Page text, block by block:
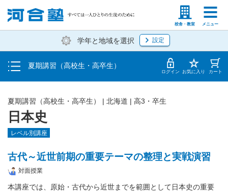
校舎・教室 メニュー
塾生の方 高等学校の先生
学年と地域を選択 設定
夏期講習（高校生・高卒生）
受講料・お申し込み方法
受講開始までの流れ
校舎・教室一覧 ログイン お気に入り カート
日本史
夏期講習（高校生・高卒生） | 北海道 | 高3・卒生
レベル別講座
古代～近世前期の重要テーマの整理と実戦演習
対面授業
本講座では、原始・古代から近世までを範囲として日本史の重要